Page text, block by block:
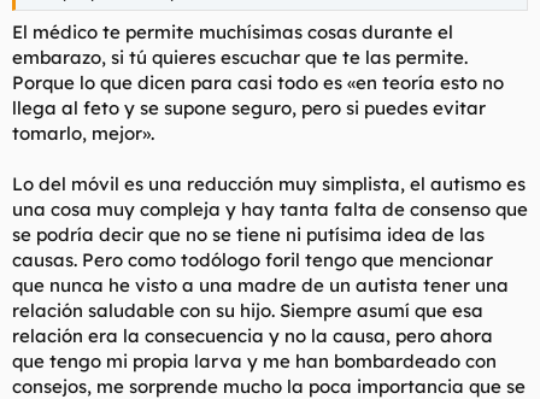
El médico te permite muchísimas cosas durante el
embarazo, si tú quieres escuchar que te las permite.
Porque lo que dicen para casi todo es «en teoría esto no
llega al feto y se supone seguro, pero si puedes evitar
tomarlo, mejor».
Lo del móvil es una reducción muy simplista, el autismo es
una cosa muy compleja y hay tanta falta de consenso que
se podría decir que no se tiene ni putísima idea de las
causas. Pero como todólogo foril tengo que mencionar
que nunca he visto a una madre de un autista tener una
relación saludable con su hijo. Siempre asumí que esa
relación era la consecuencia y no la causa, pero ahora
que tengo mi propia larva y me han bombardeado con
consejos, me sorprende mucho la poca importancia que se